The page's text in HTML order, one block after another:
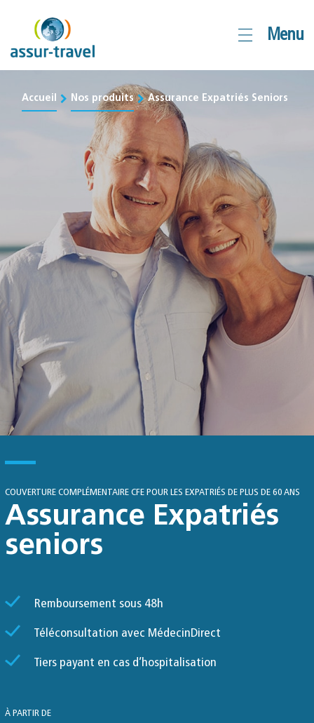
contenu
Menu
Accueil Nos produits Assurance Expatriés Seniors
COUVERTURE COMPLÉMENTAIRE CFE POUR LES EXPATRIÉS DE PLUS DE 60 ANS
Assurance Expatriés
seniors
Remboursement sous 48h
Téléconsultation avec MédecinDirect
Tiers payant en cas d’hospitalisation
À PARTIR DE